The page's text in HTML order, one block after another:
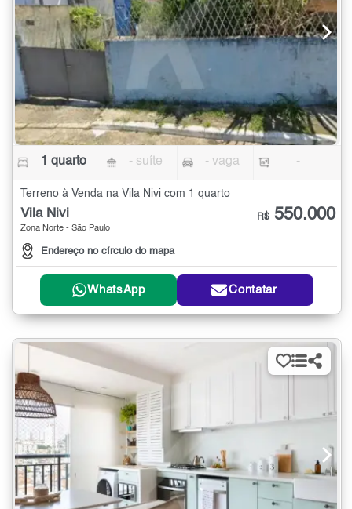
1 quarto - suíte - vaga -
Terreno à Venda na Vila Nivi com 1 quarto
Vila Nivi
Zona Norte - São Paulo
Endereço no círculo do mapa
R$ 550.000
WhatsApp Contatar